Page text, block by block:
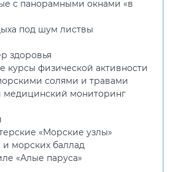
с панорамными окнами «в
под шум листвы
здоровья
курсы физической активности
солями и травами
медицинский мониторинг
«Морские узлы»
и морских баллад
«Алые паруса»